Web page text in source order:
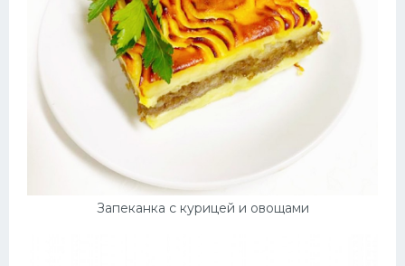
Запеканка с курицей и овощами